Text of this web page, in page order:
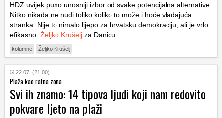
HDZ uvijek puno unosniji izbor od svake potencijalna alternative.
Nitko nikada ne nudi toliko koliko to može i hoće vladajuća
stranka. Nije to nimalo lijepo za hrvatsku demokraciju, ali je vrlo
efikasno. Željko Krušelj za Danicu.
kolumne Željko Krušelj
22.07. (21:00)
Plaža kao ratna zona
Svi ih znamo: 14 tipova ljudi koji nam redovito
pokvare ljeto na plaži